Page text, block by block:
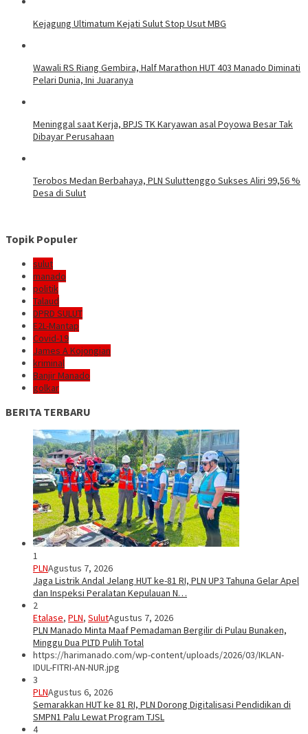
Kejagung Ultimatum Kejati Sulut Stop Usut MBG
Wawali RS Riang Gembira, Half Marathon HUT 403 Manado Diminati
Pelari Dunia, Ini Juaranya
Meninggal saat Kerja, BPJS TK Karyawan asal Poyowa Besar Tak
Dibayar Perusahaan
Terobos Medan Berbahaya, PLN Suluttenggo Sukses Aliri 99,56 %
Desa di Sulut
Topik Populer
sulut
manado
politik
Talaud
DPRD SULUT
E2L-Mantap
Covid-19
James A Kojongian
kriminal
Banjir Manado
golkar
BERITA TERBARU
1
PLNAgustus 7, 2026
Jaga Listrik Andal Jelang HUT ke-81 RI, PLN UP3 Tahuna Gelar Apel
dan Inspeksi Peralatan Kepulauan N…
2
Etalase, PLN, SulutAgustus 7, 2026
PLN Manado Minta Maaf Pemadaman Bergilir di Pulau Bunaken,
Minggu Dua PLTD Pulih Total
https://harimanado.com/wp-content/uploads/2026/03/IKLAN-
IDUL-FITRI-AN-NUR.jpg
3
PLNAgustus 6, 2026
Semarakkan HUT ke 81 RI, PLN Dorong Digitalisasi Pendidikan di
SMPN1 Palu Lewat Program TJSL
4